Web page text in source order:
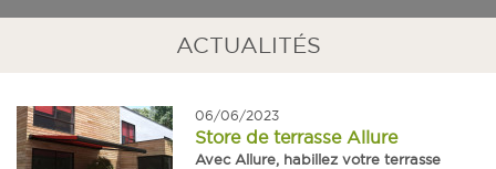
ACTUALITÉS
06/06/2023
Store de terrasse Allure
Avec Allure, habillez votre terrasse